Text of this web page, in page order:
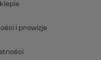
i prowizje